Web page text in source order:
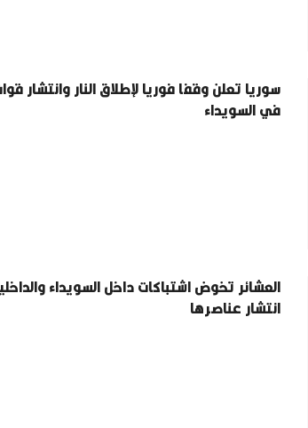
سوريا تعلن وقفا فوريا لإطلاق النار وانتشار
في السويداء
العشائر تخوض اشتباكات داخل السويداء
انتشار عناصرها